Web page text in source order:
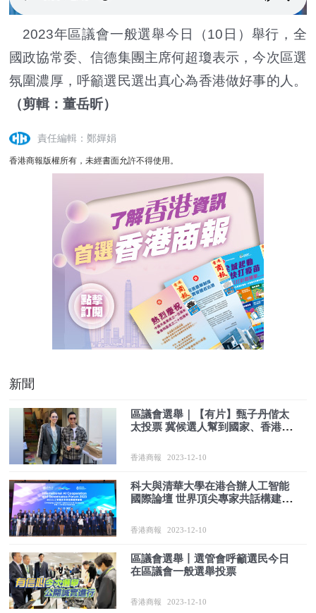
2023年區議會一般選舉今日（10日）舉行，全
國政協常委、信德集團主席何超瓊表示，今次區選
氛圍濃厚，呼籲選民選出真心為香港做好事的人。
（剪輯：董岳昕）
責任編輯：鄭嬋娟
香港商報版權所有，未經書面允許不得使用。
新聞
區議會選舉｜【有片】甄子丹偕太
太投票 冀候選人幫到國家、香港和
香港商報 2023-12-10
科大與清華大學在港合辦人工智能
國際論壇 世界頂尖專家共話構建人
香港商報 2023-12-10
區議會選舉丨選管會呼籲選民今日
在區議會一般選舉投票
香港商報 2023-12-10